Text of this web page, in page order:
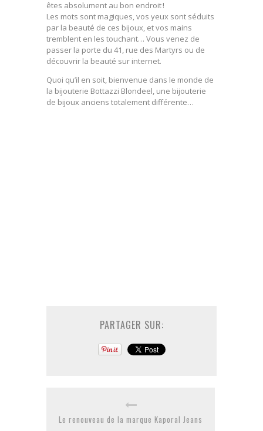
êtes absolument au bon endroit !
Les mots sont magiques, vos yeux sont séduits
par la beauté de ces bijoux, et vos mains
tremblent en les touchant… Vous venez de
passer la porte du 41, rue des Martyrs ou de
découvrir la beauté sur internet.
Quoi qu’il en soit, bienvenue dans le monde de
la bijouterie Bottazzi Blondeel, une bijouterie
de bijoux anciens totalement différente…
PARTAGER SUR:
Le renouveau de la marque Kaporal Jeans